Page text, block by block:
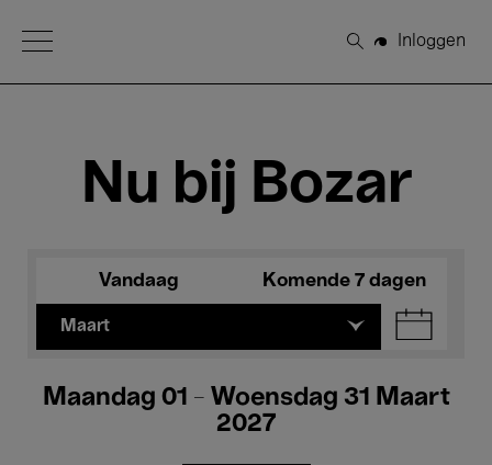
Open Menu
Zoeken
Inloggen
Nu bij Bozar
Vandaag Komende 7 dagen
Maart
Maandag 01 - Woensdag 31 Maart
2027